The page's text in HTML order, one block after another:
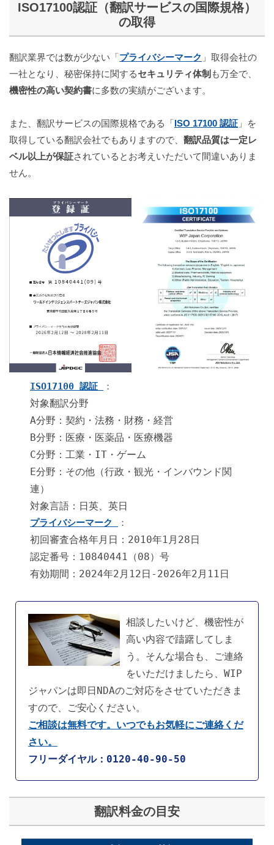
ISO17100認証（翻訳サービスの国際規格）
の取得
翻訳業界では数が少ない「プライバシーマーク 」取得会社の
一社となり、秘密保持に関するセキュリティ体制 も万全で、
機密性の高い契約書に多数の実績がございます。
また、翻訳サービスの国際規格である「ISO 17100 認証 」を
取得している翻訳会社でもありますので、 翻訳品質は一定レ
ベル以上が保証されているとお考えいただいて間違いありま
せん。
ISO17100 認証 ：
対象翻訳分野
A分野：契約・法務・財務・経営
B分野：医療・医薬品・医療機器
C分野：工業・IT・ゲーム
E分野：その他（行政・観光・インバウンド関
連）
対象言語：日英、英日
プライバシーマーク ：
初回審査合格年月日：2010年1月28日
認定番号：10840441（08）号
有効期間：2024年2月12日-2026年2月11日
相談したいけど、機密性が
高い内容で躊躇してしま
う。そんな場合も、ご連絡
をいただけましたら、WIP
ジャパンは即日NDAのご対応をさせていただきま
すので、ご安心ください。
ご相談は無料です。いつでもお気軽にご連絡くだ
さい。
フリーダイヤル：0120-40-90-50
翻訳料金の目安